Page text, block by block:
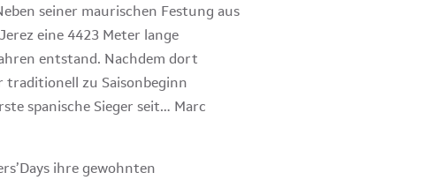
seiner maurischen Festung aus
eine 4423 Meter lange
entstand. Nachdem dort
traditionell zu Saisonbeginn
spanische Sieger seit… Marc
ihre gewohnten